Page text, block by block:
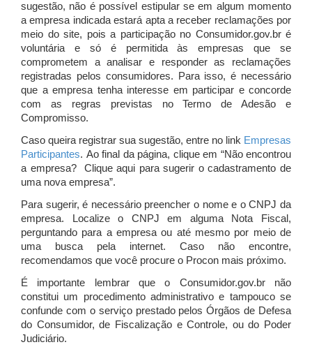
sugestão, não é possível estipular se em algum momento
a empresa indicada estará apta a receber reclamações por
meio do site, pois a participação no Consumidor.gov.br é
voluntária e só é permitida às empresas que se
comprometem a analisar e responder as reclamações
registradas pelos consumidores. Para isso, é necessário
que a empresa tenha interesse em participar e concorde
com as regras previstas no Termo de Adesão e
Compromisso.
Caso queira registrar sua sugestão, entre no link Empresas
Participantes. Ao final da página, clique em “Não encontrou
a empresa? Clique aqui para sugerir o cadastramento de
uma nova empresa”.
Para sugerir, é necessário preencher o nome e o CNPJ da
empresa. Localize o CNPJ em alguma Nota Fiscal,
perguntando para a empresa ou até mesmo por meio de
uma busca pela internet. Caso não encontre,
recomendamos que você procure o Procon mais próximo.
É importante lembrar que o Consumidor.gov.br não
constitui um procedimento administrativo e tampouco se
confunde com o serviço prestado pelos Órgãos de Defesa
do Consumidor, de Fiscalização e Controle, ou do Poder
Judiciário.